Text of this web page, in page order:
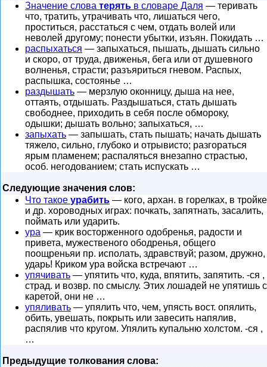
Значение слова терять в словаре Даля — теривать
что, тратить, утрачивать что, лишаться чего,
проститься, расстаться с чем, отдать волей или
неволей другому; понести убытки, изъян. Покидать …
распыхаться — запыхаться, пышать, дышать сильно
и скоро, от труда, движенья, бега или от душевного
волненья, страсти; разъяриться гневом. Распых,
распышка, состоянье …
раздышать — мерзлую оконницу, дыша на нее,
оттаять, отдышать. Раздышаться, стать дышать
свободнее, приходить в себя после обмороку,
одышки; дышать вольно; запыхаться, …
запыхать — запышать, стать пышать; начать дышать
тяжело, сильно, глубоко и отрывисто; разгораться
ярым пламенем; распаляться внезапно страстью,
особ. негодованием; стать испускать …
Следующие значения слов:
Что такое урабить — кого, архан. в горелках, в тройке
и др. хороводных играх: почкать, запятнать, засалить,
поймать или ударить.
ура — крик восторженного одобренья, радости и
привета, мужественого ободренья, общего
поощреньяи пр. исполать, здравствуй; разом, дружно,
ударь! Криком ура войска встречают …
упячивать — упятить что, куда, впятить, запятить. -ся ,
страд. и возвр. по смыслу. Этих лошадей не упятишь с
каретой, они не …
упяливать — упялить что, чем, упясть вост. опялить,
обить, увешать, покрыть или завесить напялив,
распялив что кругом. Упялить купальню холстом. -ся ,
…
Предыдущие толкования слова: